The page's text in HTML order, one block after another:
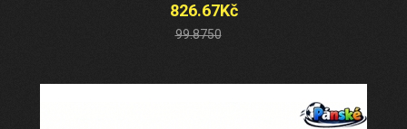
826.67Kč
99.8750